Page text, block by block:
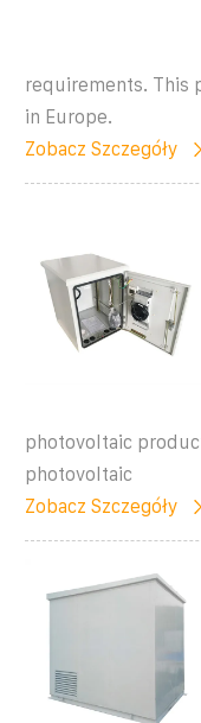
requirements. This
in Europe.
Zobacz Szczegóły
photovoltaic
photovoltaic
Zobacz Szczegóły